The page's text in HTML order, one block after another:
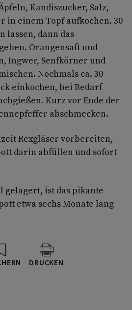
Kandiszucker, Salz,
in einem Topf aufkochen. 30
lassen, dann das
Orangensaft und
Ingwer, Senfkörner und
Nochmals ca. 30
einkochen, bei Bedarf
Kurz vor Ende der
abschmecken.
Rexgläser vorbereiten,
darin abfüllen und sofort
gelagert, ist das pikante
etwa sechs Monate lang
DRUCKEN